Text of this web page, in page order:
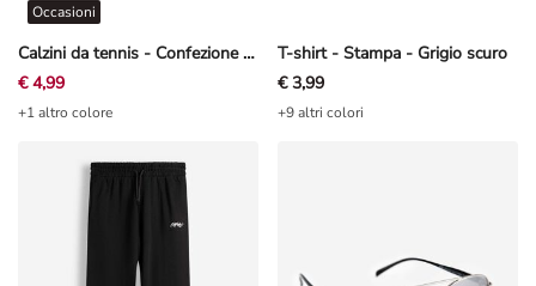
Calzini da tennis - Confezione da 5 pezzi
Occasioni
€ 4,99
+1 altro colore
T-shirt - Stampa - Grigio scuro
€ 3,99
+9 altri colori